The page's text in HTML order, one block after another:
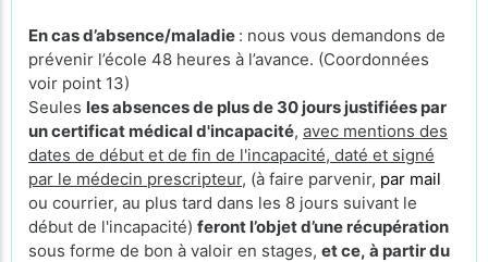
En cas d’absence/maladie : nous vous demandons de
prévenir l’école 48 heures à l’avance. (Coordonnées
voir point 13)
Seules les absences de plus de 30 jours justifiées par
un certificat médical d'incapacité, avec mentions des
dates de début et de fin de l'incapacité, daté et signé
par le médecin prescripteur, (à faire parvenir, par mail
ou courrier, au plus tard dans les 8 jours suivant le
début de l'incapacité) feront l’objet d’une récupération
sous forme de bon à valoir en stages, et ce, à partir du